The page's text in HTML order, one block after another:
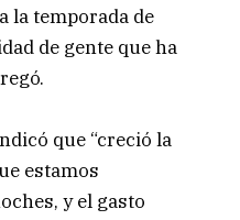
la temporada de
de gente que ha
que “creció la
estamos
y el gasto